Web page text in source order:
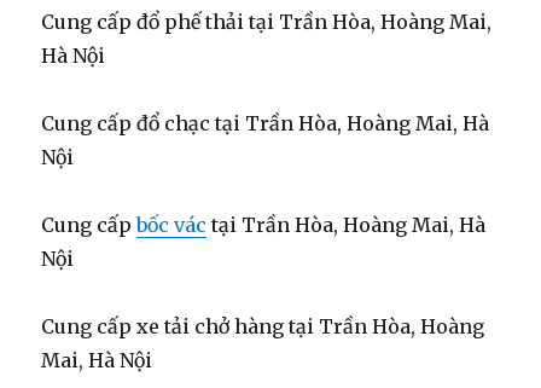
Cung cấp đổ phế thải tại Trần Hòa, Hoàng Mai,
Hà Nội
Cung cấp đổ chạc tại Trần Hòa, Hoàng Mai, Hà
Nội
Cung cấpbốc vác tại Trần Hòa, Hoàng Mai, Hà
Nội
Cung cấp xe tải chở hàng tại Trần Hòa, Hoàng
Mai, Hà Nội